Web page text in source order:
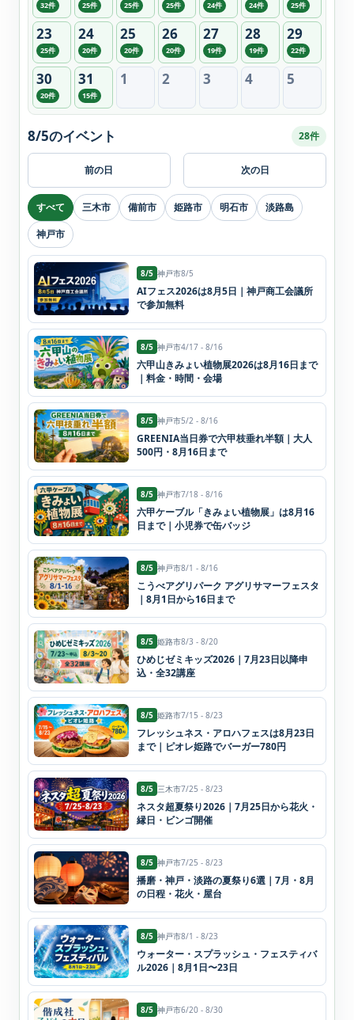
32件 25件 25件 25件 24件 24件 25件
23
25件
24
20件
25
20件
26
20件
27
19件
28
19件
29
22件
30
20件
31
15件
1 2 3 4 5
前の日
8/5のイベント 28件
次の日
すべて 三木市 備前市 姫路市 明石市
淡路島
神戸市
8/5 神戸市8/5
AIフェス2026は8月5日｜神戸商工会議所
で参加無料
8/5 神戸市4/17 - 8/16
六甲山きみょい植物展2026は8月16日まで
｜料金・時間・会場
8/5 神戸市5/2 - 8/16
GREENIA当日券で六甲枝垂れ半額｜大人
500円・8月16日まで
8/5 神戸市7/18 - 8/16
六甲ケーブル「きみょい植物展」は8月16
日まで｜小児券で缶バッジ
8/5 神戸市8/1 - 8/16
こうべアグリパーク アグリサマーフェスタ
｜8月1日から16日まで
8/5 姫路市8/3 - 8/20
ひめじゼミキッズ2026｜7月23日以降申
込・全32講座
8/5 姫路市7/15 - 8/23
フレッシュネス・アロハフェスは8月23日
まで｜ピオレ姫路でバーガー780円
8/5 三木市7/25 - 8/23
ネスタ超夏祭り2026｜7月25日から花火・
縁日・ビンゴ開催
8/5 神戸市7/25 - 8/23
播磨・神戸・淡路の夏祭り6選｜7月・8月
の日程・花火・屋台
8/5 神戸市8/1 - 8/23
ウォーター・スプラッシュ・フェスティバ
ル2026｜8月1日〜23日
8/5 神戸市6/20 - 8/30